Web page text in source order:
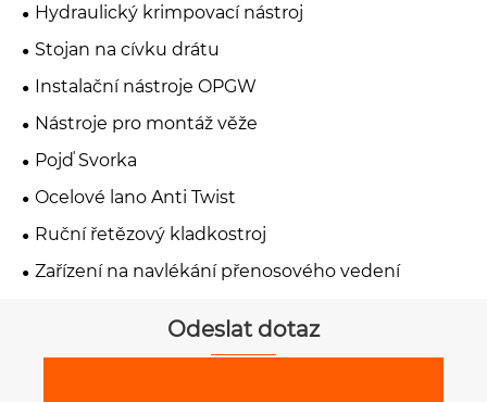
Hydraulický krimpovací nástroj
Stojan na cívku drátu
Instalační nástroje OPGW
Nástroje pro montáž věže
Pojď Svorka
Ocelové lano Anti Twist
Ruční řetězový kladkostroj
Zařízení na navlékání přenosového vedení
Odeslat dotaz